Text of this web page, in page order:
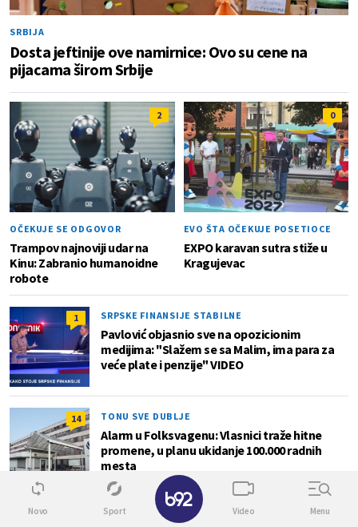
SRBIJA
Dosta jeftinije ove namirnice: Ovo su cene na
pijacama širom Srbije
2
OČEKUJE SE ODGOVOR
Trampov najnoviji udar na
Kinu: Zabranio humanoidne
robote
0
EVO ŠTA OČEKUJE POSETIOCE
EXPO karavan sutra stiže u
Kragujevac
1 SRPSKE FINANSIJE STABILNE
Pavlović objasnio sve na opozicionim
medijima: "Slažem se sa Malim, ima para za
veće plate i penzije" VIDEO
14 TONU SVE DUBLJE
Alarm u Folksvagenu: Vlasnici traže hitne
promene, u planu ukidanje 100.000 radnih
mesta
Novo Sport Video Menu
✕